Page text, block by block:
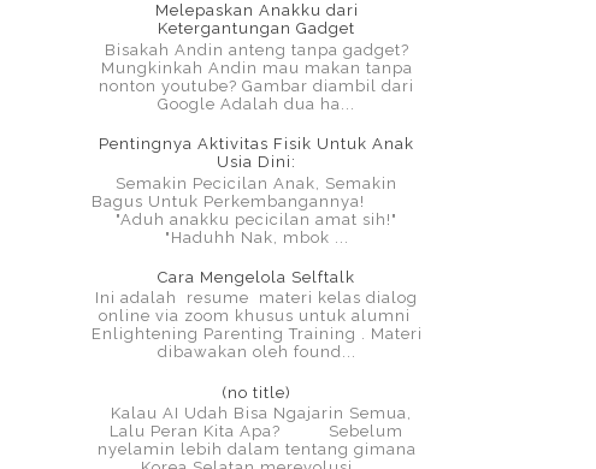
Melepaskan Anakku dari
Ketergantungan Gadget
Bisakah Andin anteng tanpa gadget?
Mungkinkah Andin mau makan tanpa
nonton youtube? Gambar diambil dari
Google Adalah dua ha...
Pentingnya Aktivitas Fisik Untuk Anak
Usia Dini:
Semakin Pecicilan Anak, Semakin
Bagus Untuk Perkembangannya!
"Aduh anakku pecicilan amat sih!"
"Haduhh Nak, mbok ...
Cara Mengelola Selftalk
Ini adalah resume materi kelas dialog
online via zoom khusus untuk alumni
Enlightening Parenting Training . Materi
dibawakan oleh found...
(no title)
Kalau AI Udah Bisa Ngajarin Semua,
Lalu Peran Kita Apa? Sebelum
nyelamin lebih dalam tentang gimana